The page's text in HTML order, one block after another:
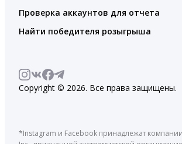
Проверка аккаунтов для отчета
Найти победителя розыгрыша
Copyright © 2026. Все права защищены.
*Instagram и Facebook принадлежат